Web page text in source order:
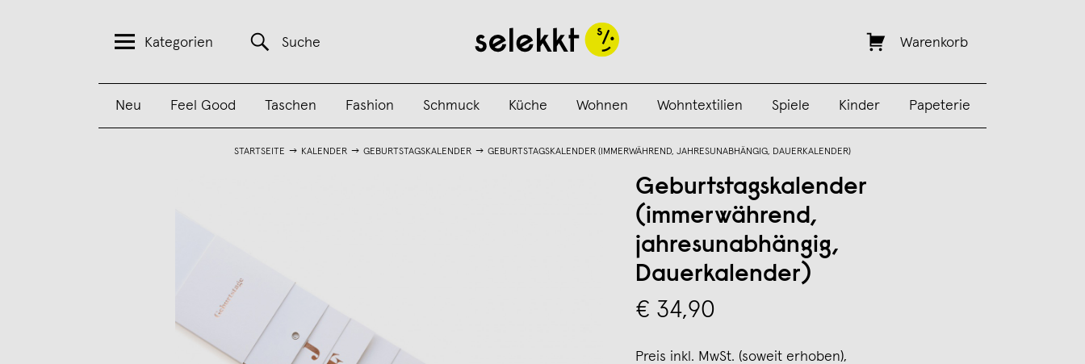
Kategorien Suche Warenkorb
Neu Feel Good Taschen Fashion Schmuck Küche Wohnen Wohntextilien Spiele Kinder Papeterie
STARTSEITE KALENDER GEBURTSTAGSKALENDER GEBURTSTAGSKALENDER (IMMERWÄHREND, JAHRESUNABHÄNGIG, DAUERKALENDER)
Geburtstagskalender
(immerwährend,
jahresunabhängig,
Dauerkalender)
€ 34,90
Preis inkl. MwSt. (soweit erhoben),